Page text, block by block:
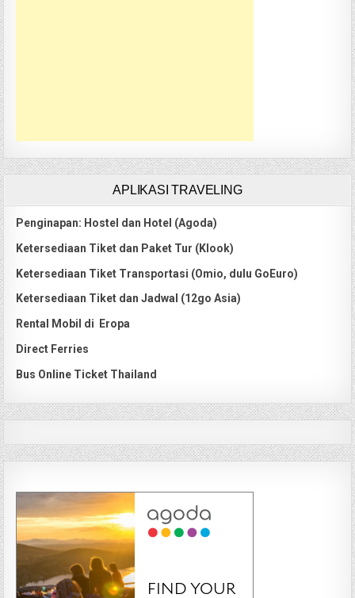
APLIKASI TRAVELING
Penginapan: Hostel dan Hotel (Agoda)
Ketersediaan Tiket dan Paket Tur (Klook)
Ketersediaan Tiket Transportasi (Omio, dulu GoEuro)
Ketersediaan Tiket dan Jadwal (12go Asia)
Rental Mobil di Eropa
Direct Ferries
Bus Online Ticket Thailand